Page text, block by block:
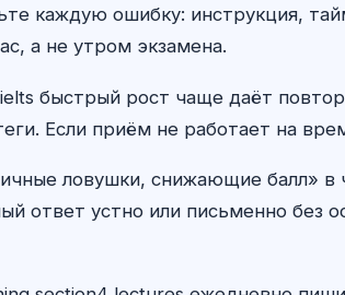
каждую ошибку: инструкция,
а не утром экзамена.
быстрый рост чаще даёт
Если приём не работает на
ловушки, снижающие балл» в
ответ устно или письменно без